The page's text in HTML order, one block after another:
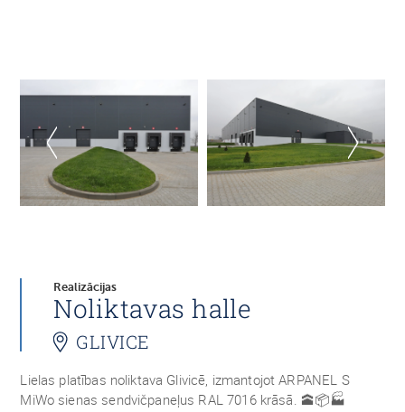
Realizācijas
Noliktavas halle
GLIVICE
Lielas platības noliktava Glivicē, izmantojot ARPANEL S
MiWo sienas sendvičpaneļus RAL 7016 krāsā. 🕋📦🏭